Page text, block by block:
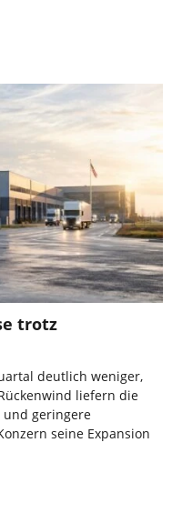
trotz
deutlich weniger,
liefern die
und geringere
seine Expansion